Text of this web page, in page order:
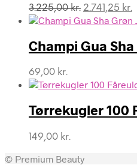
3.225,00kr. Den
oprindelige
var:
3.225,00 kr..
2.741,25 kr.
Champi Gua
69,00 kr.
Tørrekugler 100
149,00 kr.
© Premium Beauty